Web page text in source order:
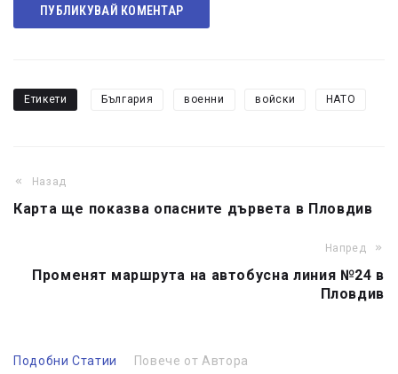
ПУБЛИКУВАЙ КОМЕНТАР
Етикети България военни войски НАТО
Назад
Карта ще показва опасните дървета в Пловдив
Напред
Променят маршрута на автобусна линия №24 в
Пловдив
Подобни Статии Повече от Автора